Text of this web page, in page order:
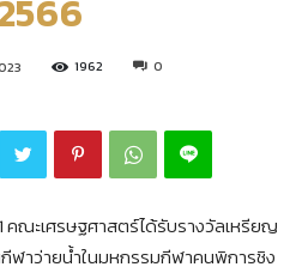
1962 0
ณะเศรษฐศาสตร์ได้รับรางวัลเหรียญ
ฬาว่ายน้ำในมหกรรมกีฬาคนพิการชิง